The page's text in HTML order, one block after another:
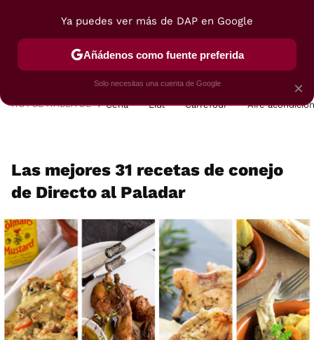
POSTRES VIAJES SELECCIÓN VEGUI
HOY SE HABLA DE Cena Lidl Carrefour Aire
Las mejores 31 recetas de conejo
de Directo al Paladar
×
Ya puedes ver más de DAP en Google
Añádenos como fuente preferida
Solo necesitas una cuenta de Google